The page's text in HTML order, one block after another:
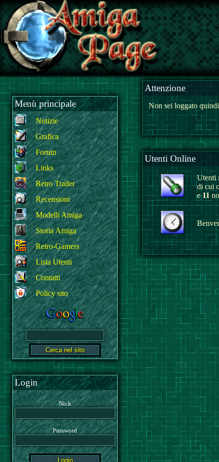
Menù principale
Notizie
Grafica
Forum
Links
Retro Trailer
Recensioni
Modelli Amiga
Storia Amiga
Retro-Gamers
Lista Utenti
Contatti
Policy sito
Login
Nick
Password
Attenzione
Non sei loggato
Utenti Online
Utenti
di cui
e11